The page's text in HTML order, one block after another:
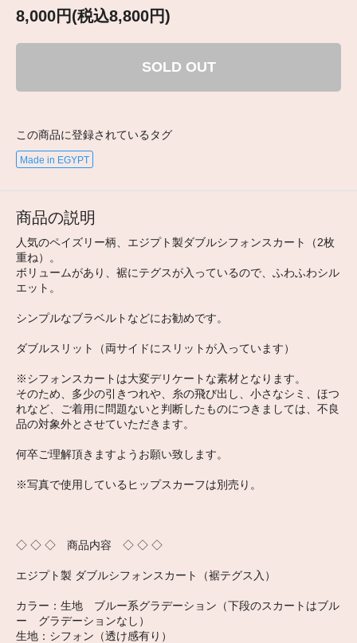
8,000円(税込8,800円)
SOLD OUT
この商品に登録されているタグ
Made in EGYPT
商品の説明
人気のペイズリー柄、エジプト製ダブルシフォンスカート（2枚
重ね）。
ボリュームがあり、裾にテグスが入っているので、ふわふわシル
エット。
シンプルなブラベルトなどにお勧めです。
ダブルスリット（両サイドにスリットが入っています）
※シフォンスカートは大変デリケートな素材となります。
そのため、多少の引きつれや、糸の飛び出し、小さなシミ、ほつ
れなど、ご着用に問題ないと判断したものにつきましては、不良
品の対象外とさせていただきます。
何卒ご理解頂きますようお願い致します。
※写真で使用しているヒップスカーフは別売り。
◇ ◇ ◇ 商品内容 ◇ ◇ ◇
エジプト製 ダブルシフォンスカート（裾テグス入）
カラー：生地 ブルー系グラデーション（下段のスカートはブル
ー グラデーションなし）
生地：シフォン（透け感有り）